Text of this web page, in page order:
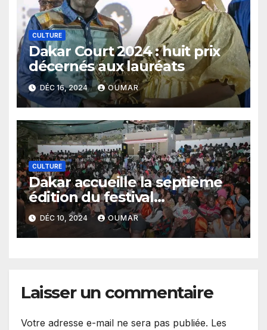
CULTURE
Dakar Court 2024 : huit prix
décernés aux lauréats
DÉC 16, 2024 OUMAR
CULTURE
Dakar accueille la septième
édition du festival
international de court-
métrage
DÉC 10, 2024 OUMAR
Laisser un commentaire
Votre adresse e-mail ne sera pas publiée. Les